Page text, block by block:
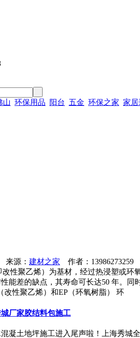
山 环保用品 阳台 五金 环保之家 家居
来源： 建材之家 作者：13986273259
性聚乙烯）为基材，经过热浸塑或
能差的缺点，其寿命可长达50 年。
改性聚乙烯）和EP（环氧树脂） 环
厂家胶结料包施工
凝土地坪施工进入尾声啦！上海秀城